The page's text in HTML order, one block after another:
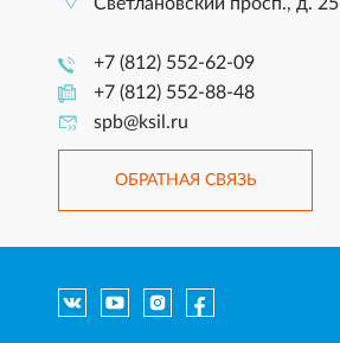
+7 (812) 552-62-09
+7 (812) 552-88-48
spb@ksil.ru
ОБРАТНАЯ СВЯЗЬ